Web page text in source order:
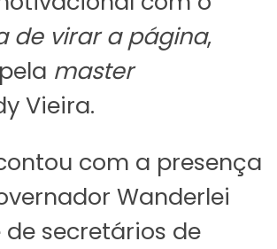
de virar a página,
master
Vieira.
com a presença
Wanderlei
de secretários de